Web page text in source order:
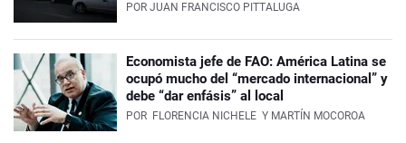
POR JUAN FRANCISCO PITTALUGA
Economista jefe de FAO: América Latina se
ocupó mucho del “mercado internacional” y
debe “dar enfásis” al local
POR FLORENCIA NICHELE Y MARTÍN MOCOROA